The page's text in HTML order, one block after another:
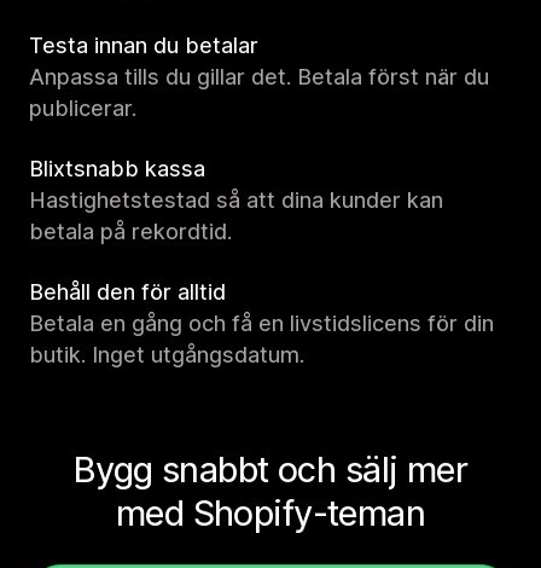
Testa innan du betalar
Anpassa tills du gillar det. Betala först när du
publicerar.
Blixtsnabb kassa
Hastighetstestad så att dina kunder kan
betala på rekordtid.
Behåll den för alltid
Betala en gång och få en livstidslicens för din
butik. Inget utgångsdatum.
Bygg snabbt och sälj mer
med Shopify-teman